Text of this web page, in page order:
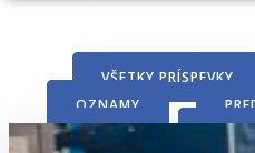
VŠETKY PRÍSPEVKY
OZNAMY
ÚSPECHY